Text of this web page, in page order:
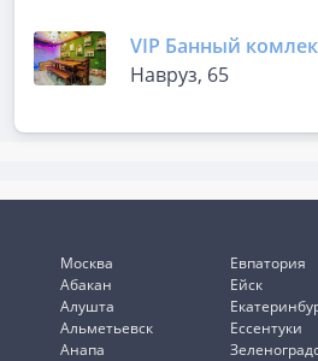
VIP Банный
Навруз, 65
Москва
Абакан
Алушта
Альметьевск
Анапа
Евпатория
Ейск
Ессентуки